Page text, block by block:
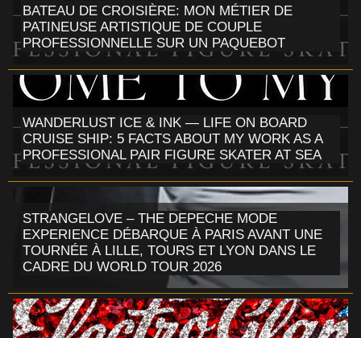
BATEAU DE CROISIÈRE: MON MÉTIER DE
PATINEUSE ARTISTIQUE DE COUPLE
PROFESSIONNELLE SUR UN PAQUEBOT
WANDERLUST ICE & INK — LIFE ON BOARD
CRUISE SHIP: 5 FACTS ABOUT MY WORK AS A
PROFESSIONAL PAIR FIGURE SKATER AT SEA
STRANGELOVE – THE DEPECHE MODE
EXPERIENCE DÉBARQUE À PARIS AVANT UNE
TOURNÉE À LILLE, TOURS ET LYON DANS LE
CADRE DU WORLD TOUR 2026